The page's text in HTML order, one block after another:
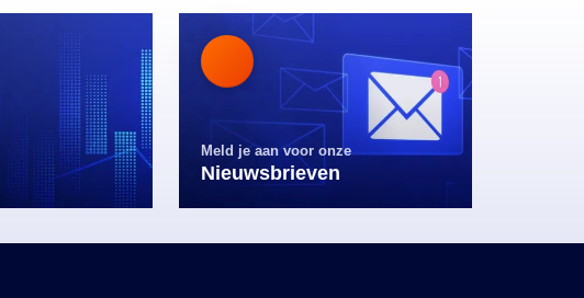
Meld je aan voor onze
Nieuwsbrieven